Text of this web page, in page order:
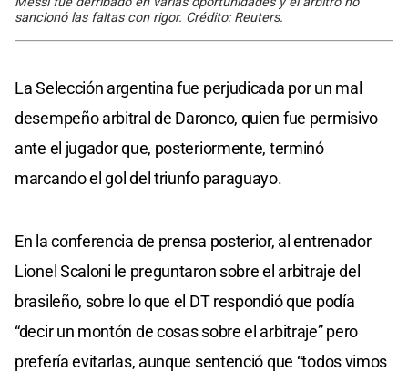
sancionó las faltas con rigor. Crédito: Reuters.
La Selección argentina fue perjudicada por un mal
desempeño arbitral de Daronco, quien fue permisivo
ante el jugador que, posteriormente, terminó
marcando el gol del triunfo paraguayo.
En la conferencia de prensa posterior, al entrenador
Lionel Scaloni le preguntaron sobre el arbitraje del
brasileño, sobre lo que el DT respondió que podía
“decir un montón de cosas sobre el arbitraje” pero
prefería evitarlas, aunque sentenció que “todos vimos